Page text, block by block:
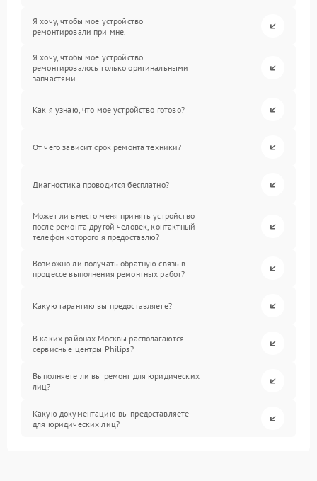
Я хочу, чтобы мое устройство
ремонтировали при мне.
Я хочу, чтобы мое устройство
ремонтировалось только оригинальными
запчастями.
Как я узнаю, что мое устройство готово?
От чего зависит срок ремонта техники?
Диагностика проводится бесплатно?
Может ли вместо меня принять устройство
после ремонта другой человек, контактный
телефон которого я предоставлю?
Возможно ли получать обратную связь в
процессе выполнения ремонтных работ?
Какую гарантию вы предоставляете?
В каких районах Москвы располагаются
сервисные центры Philips?
Выполняете ли вы ремонт для юридических
лиц?
Какую документацию вы предоставляете
для юридических лиц?